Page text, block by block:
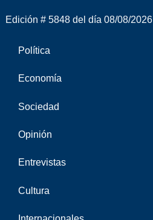
Edición # 5848 del día 08/08/2026
Política
Economía
Sociedad
Opinión
Entrevistas
Cultura